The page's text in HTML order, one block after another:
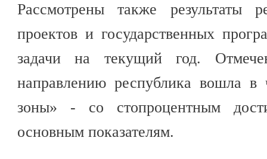
Рассмотрены также результаты
проектов и государственных
задачи на текущий год.
направлению республика вошла в
зоны» - со стопроцентным
основным показателям.